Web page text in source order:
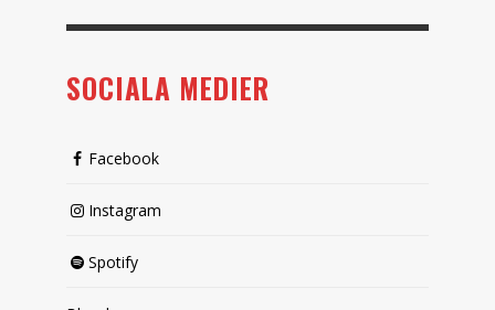
SOCIALA MEDIER
Facebook
Instagram
Spotify